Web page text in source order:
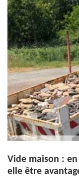
Vide maison :
elle être